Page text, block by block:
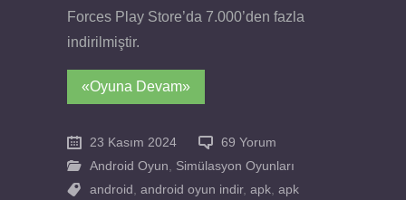
Forces Play Store’da 7.000’den fazla
indirilmiştir.
«Oyuna Devam»
23 Kasım 2024
69 Yorum
Android Oyun
Simülasyon Oyunları
android
android oyun indir, apk apk